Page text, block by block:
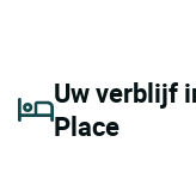
Uw verblijf
Place